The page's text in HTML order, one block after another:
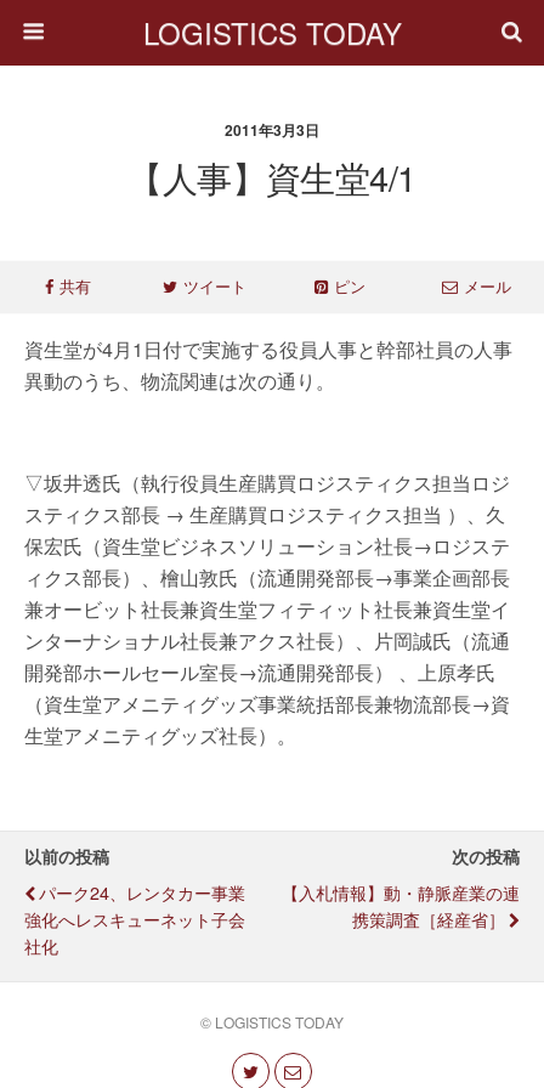
LOGISTICS TODAY
2011年3月3日
【人事】資生堂4/1
共有 ツイート ピン メール
資生堂が4月1日付で実施する役員人事と幹部社員の人事
異動のうち、物流関連は次の通り。
▽坂井透氏（執行役員生産購買ロジスティクス担当ロジ
スティクス部長 → 生産購買ロジスティクス担当 ）、久
保宏氏（資生堂ビジネスソリューション社長→ロジステ
ィクス部長）、檜山敦氏（流通開発部長→事業企画部長
兼オービット社長兼資生堂フィティット社長兼資生堂イ
ンターナショナル社長兼アクス社長）、片岡誠氏（流通
開発部ホールセール室長→流通開発部長） 、上原孝氏
（資生堂アメニティグッズ事業統括部長兼物流部長→資
生堂アメニティグッズ社長）。
以前の投稿
パーク24、レンタカー事業
強化へレスキューネット子会
社化
次の投稿
【入札情報】動・静脈産業の連
携策調査［経産省］
© LOGISTICS TODAY